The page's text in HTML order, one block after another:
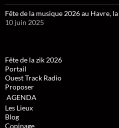
Fête de la musique 2026 au Havre,
10 juin 2025
Fête de la zik 2026
Portail
Ouest Track Radio
Proposer
AGENDA
Les Lieux
Blog
Copinage